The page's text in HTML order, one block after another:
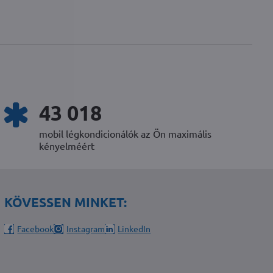
52 124
mobil légkondicionálók az Ön maximális
kényelméért
KÖVESSEN MINKET:
Facebook Instagram LinkedIn